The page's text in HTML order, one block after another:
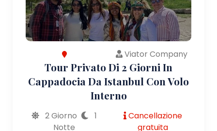
Viator Company
Tour Privato Di 2 Giorni In
Cappadocia Da Istanbul Con Volo
Interno
2 Giorno
1
Notte
Cancellazione
gratuita